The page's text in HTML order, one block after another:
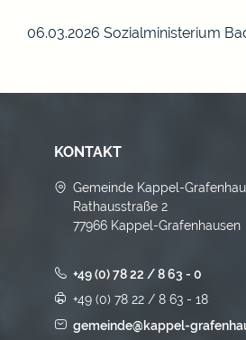
06.03.2026 Sozialministerium
KONTAKT
Gemeinde Kappel-
Rathausstraße 2
77966 Kappel-Grafenhausen
+49 (0) 78 22 / 8 63 - 0
+49 (0) 78 22 / 8 63 - 18
gemeinde@kappel-